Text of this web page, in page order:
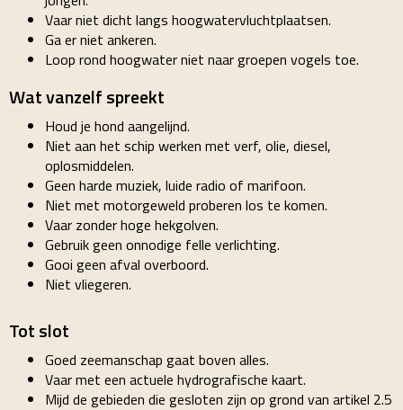
Vaar niet dicht langs hoogwatervluchtplaatsen.
Ga er niet ankeren.
Loop rond hoogwater niet naar groepen vogels toe.
Wat vanzelf spreekt
Houd je hond aangelijnd.
Niet aan het schip werken met verf, olie, diesel,
oplosmiddelen.
Geen harde muziek, luide radio of marifoon.
Niet met motorgeweld proberen los te komen.
Vaar zonder hoge hekgolven.
Gebruik geen onnodige felle verlichting.
Gooi geen afval overboord.
Niet vliegeren.
Tot slot
Goed zeemanschap gaat boven alles.
Vaar met een actuele hydrografische kaart.
Mijd de gebieden die gesloten zijn op grond van artikel 2.5